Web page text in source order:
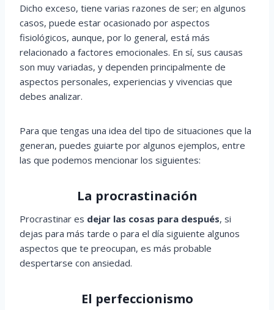
Dicho exceso, tiene varias razones de ser; en algunos
casos, puede estar ocasionado por aspectos
fisiológicos, aunque, por lo general, está más
relacionado a factores emocionales. En sí, sus causas
son muy variadas, y dependen principalmente de
aspectos personales, experiencias y vivencias que
debes analizar.
Para que tengas una idea del tipo de situaciones que la
generan, puedes guiarte por algunos ejemplos, entre
las que podemos mencionar los siguientes:
La procrastinación
Procrastinar es dejar las cosas para después, si
dejas para más tarde o para el día siguiente algunos
aspectos que te preocupan, es más probable
despertarse con ansiedad.
El perfeccionismo